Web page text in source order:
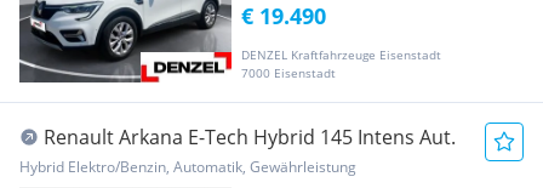
DENZEL Kraftfahrzeuge Eisenstadt
7000 Eisenstadt
€ 19.490
Renault Arkana E-Tech Hybrid 145 Intens Aut.
Hybrid Elektro/Benzin, Automatik, Gewährleistung